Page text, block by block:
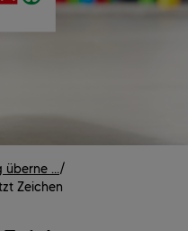
überne .../
Zeichen